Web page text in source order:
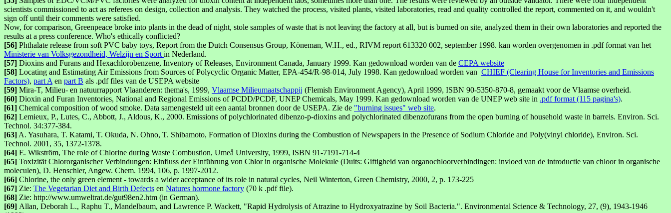
scientists commissioned to act as referees on design, collection and analysis. They watched the process, visited plants, visited laboratories, read and quality controlled the report, commented on it, and wouldn't
sign off until their comments were satisfied.
Now, for comparison, Greenpeace broke into plants in the dead of night, stole samples of waste that is not leaving the factory at all, but is burned on site, analyzed them in their own laboratories and reported the
results at a press conference. Who's ethically conflicted?
[56] Phthalate release from soft PVC baby toys, Report from the Dutch Consensus Group, Köneman, W.H., ed., RIVM report 613320 002, september 1998. kan worden overgenomen in .pdf format van het
Ministerie van Volksgezondheid, Welzijn en Sportin Nederland.
[57] Dioxins and Furans and Hexachlorobenzene, Inventory of Releases, Environment Canada, January 1999. Kan gedownload worden van de CEPA website
[58] Locating and Estimating Air Emissions from Sources of Polycyclic Organic Matter, EPA-454/R-98-014, July 1998. Kan gedownload worden van CHIEF (Clearing House for Inventories and Emissions
Factors), part Aen part B als .pdf files van de USEPA website
[59] Mira-T, Milieu- en natuurrapport Vlaanderen: thema's, 1999, Vlaamse Milieumaatschappij (Flemish Environment Agency), April 1999, ISBN 90-5350-870-8, gemaakt voor de Vlaamse overheid.
[60] Dioxin and Furan Inventories, National and Regional Emissions of PCDD/PCDF, UNEP Chemicals, May 1999. Kan gedownload worden van de UNEP web site in .pdf format (115 pagina's).
[61] Chemical composition of wood smoke. Data samengesteld uit een aantal bronnen door de USEPA. Zie de "burning issues" web site.
[62] Lemieux, P., Lutes, C., Abbott, J., Aldous, K., 2000. Emissions of polychlorinated dibenzo-p-dioxins and polychlorinated dibenzofurans from the open burning of household waste in barrels. Environ. Sci.
Technol. 34:377-384.
[63]A. Yasuhara, T. Katami, T. Okuda, N. Ohno, T. Shibamoto, Formation of Dioxins during the Combustion of Newspapers in the Presence of Sodium Chloride and Poly(vinyl chloride), Environ. Sci.
Technol. 2001, 35, 1372-1378.
[64] E. Wikström, The role of Chlorine during Waste Combustion, Umeå University, 1999, ISBN 91-7191-714-4
[65] Toxizität Chlororganischer Verbindungen: Einfluss der Einführung von Chlor in organische Molekule (Duits: Giftigheid van organochloorverbindingen: invloed van de introductie van chloor in organische
moleculen), D. Henschler, Angew. Chem. 1994, 106, p. 1997-2012.
[66] Chlorine, the only green element - towards a wider acceptance of its role in natural cycles, Neil Winterton, Green Chemistry, 2000, 2, p. 173-225
[67] Zie: The Vegetarian Diet and Birth Defects en Natures hormone factory (70 k .pdf file).
[68] Zie: http://www.umweltrat.de/gut98en2.htm (in German).
[69] Allan, Deborah L., Raphu T., Mandelbaum, and Lawrence P. Wackett, "Rapid Hydrolysis of Atrazine to Hydroxyatrazine by Soil Bacteria.". Environmental Science & Technology, 27, (9), 1943-1946